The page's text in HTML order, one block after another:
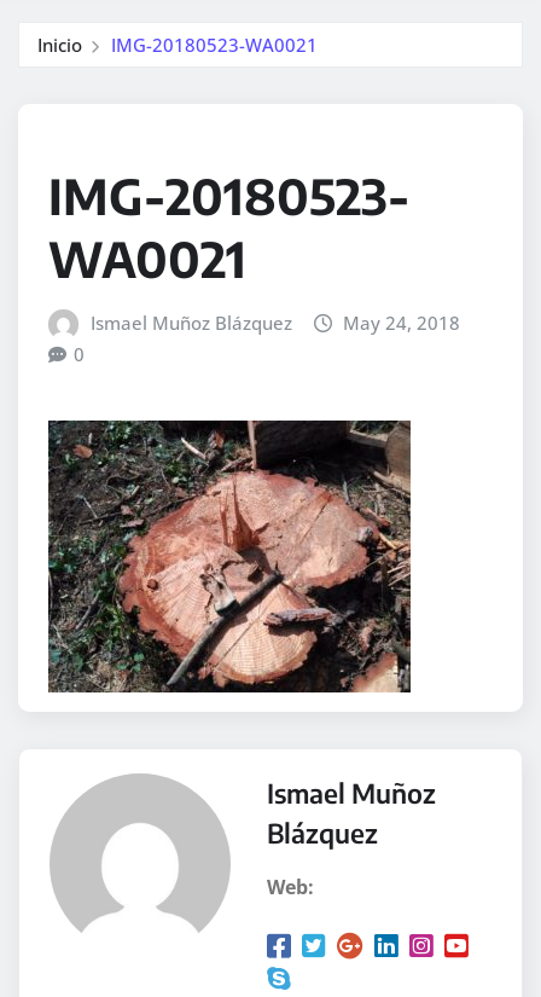
Inicio IMG-20180523-WA0021
IMG-20180523-
WA0021
Ismael Muñoz Blázquez
May 24, 2018
0
Ismael Muñoz
Blázquez
Web: